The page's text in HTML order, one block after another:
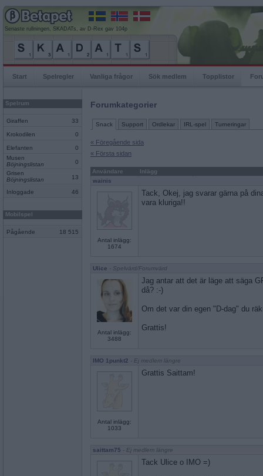
Senaste rullningen, SKADATs, av D-Rex gav 104p
Start Spelregler Vanliga frågor Sök medlem Topplistor
Spelrum
Giraffen 33
Krokodilen 0
Elefanten
0
Musen
Böjningslistan
0
Grisen
Böjningslistan
13
Inloggade 46
Mobilspel
Pågående 18 515
Forumkategorier
Snack Support Ordlekar IRL-spel Turneringar
« Föregående sida
« Första sidan
Användare
Inlägg
wainis
Antal inlägg:
1674
Tack, Okej, jag svarar gärna på
vara kluriga!!
Ulice - Spelvärd/Forumvärd
Antal inlägg:
3488
Jag antar att det är läge att säga
då? :-)
Om det var din egen "D-dag" du
Grattis!
IMO 1punkt2 - Ej medlem längre
Antal inlägg:
1033
Grattis Saittam!
saittam75 - Ej medlem längre
Tack Ulice o IMO =)